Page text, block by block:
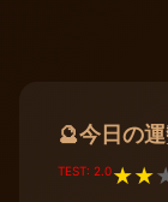
🔮今日の
TEST: 2.0★★